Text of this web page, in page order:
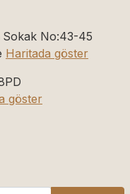
Sokak No:43-45
Haritada göster
göster